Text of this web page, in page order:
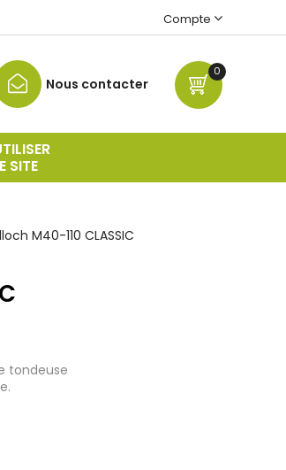
Compte
0
Nous contacter
SITE
M40-110 CLASSIC
tondeuse